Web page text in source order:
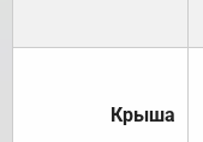
Крыша